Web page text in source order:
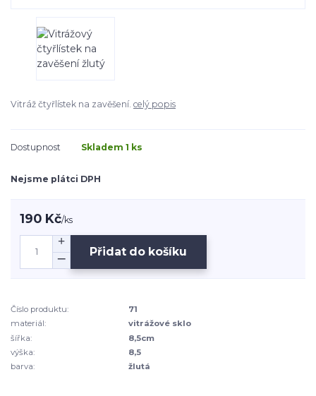
Vitráž čtyřlístek na zavěšení. celý popis
Dostupnost Skladem 1 ks
Nejsme plátci DPH
190 Kč/ks
Přidat do košíku
Číslo produktu:
71
materiál:
vitrážové sklo
šířka:
8,5cm
výška:
8,5
barva:
žlutá